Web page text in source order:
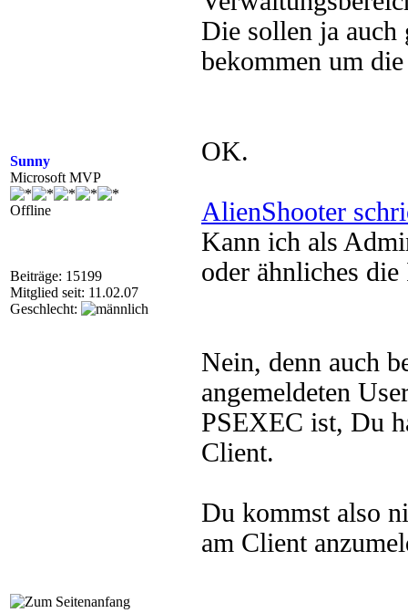
Sunny
Microsoft MVP
Offline
Beiträge: 15199
Mitglied seit: 11.02.07
Geschlecht:
Die sollen ja auch
bekommen um
OK.
AlienShooter
Kann ich als
oder ähnliches
Nein, denn auch
angemeldeten
PSEXEC ist, Du
Client.
Du kommst also
am Client